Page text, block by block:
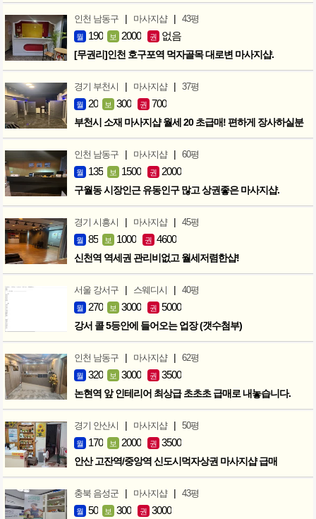
인천 남동구 | 마사지샵 | 43평
월 190 보 2000 권 없음
[무권리]인천 호구포역 먹자골목 대로변 마사지샵.
경기 부천시 | 마사지샵 | 37평
월 20 보 300 권 700
부천시 소재 마사지샵 월세 20 초급매! 편하게 장사하실분
인천 남동구 | 마사지샵 | 60평
월 135 보 1500 권 2000
구월동 시장인근 유동인구 많고 상권좋은 마사지샵.
경기 시흥시 | 마사지샵 | 45평
월 85 보 1000 권 4600
신천역 역세권 관리비없고 월세저렴한샵!
서울 강서구 | 스웨디시 | 40평
월 270 보 3000 권 5000
강서 콜 5등안에 들어오는 업장 (갯수첨부)
인천 남동구 | 마사지샵 | 62평
월 320 보 3000 권 3500
논현역 앞 인테리어 최상급 초초초 급매로 내놓습니다.
경기 안산시 | 마사지샵 | 50평
월 170 보 2000 권 3500
안산 고잔역/중앙역 신도시먹자상권 마사지샵 급매
충북 음성군 | 마사지샵 | 43평
월 50 보 300 권 3000